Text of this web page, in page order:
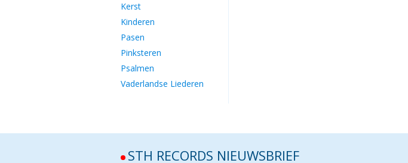
Kerst
Kinderen
Pasen
Pinksteren
Psalmen
Vaderlandse Liederen
STH RECORDS NIEUWSBRIEF